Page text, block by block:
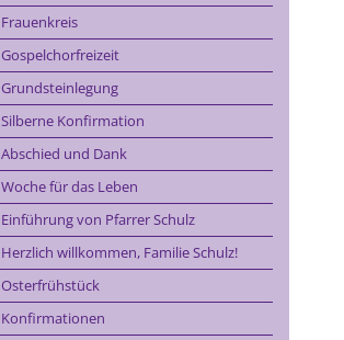
Frauenkreis
Gospelchorfreizeit
Grundsteinlegung
Silberne Konfirmation
Abschied und Dank
Woche für das Leben
Einführung von Pfarrer Schulz
Herzlich willkommen, Familie Schulz!
Osterfrühstück
Konfirmationen